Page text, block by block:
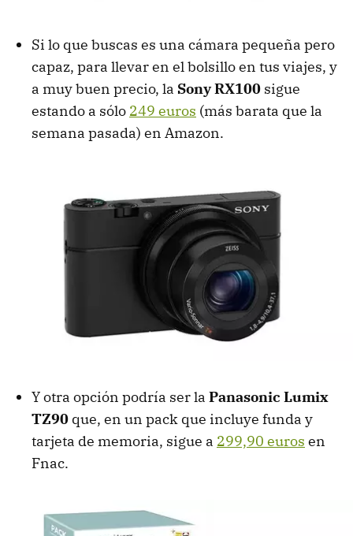
Si lo que buscas es una cámara pequeña pero
capaz, para llevar en el bolsillo en tus viajes, y
a muy buen precio, la Sony RX100 sigue
estando a sólo 249 euros (más barata que la
semana pasada) en Amazon.
Y otra opción podría ser la Panasonic Lumix
TZ90 que, en un pack que incluye funda y
tarjeta de memoria, sigue a 299,90 euros en
Fnac.